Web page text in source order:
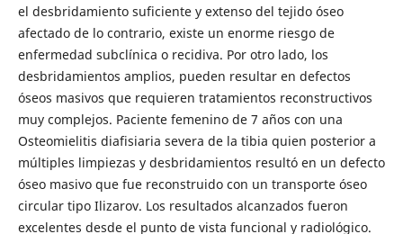
el desbridamiento suficiente y extenso del tejido óseo
afectado de lo contrario, existe un enorme riesgo de
enfermedad subclínica o recidiva. Por otro lado, los
desbridamientos amplios, pueden resultar en defectos
óseos masivos que requieren tratamientos reconstructivos
muy complejos. Paciente femenino de 7 años con una
Osteomielitis diafisiaria severa de la tibia quien posterior a
múltiples limpiezas y desbridamientos resultó en un defecto
óseo masivo que fue reconstruido con un transporte óseo
circular tipo Ilizarov. Los resultados alcanzados fueron
excelentes desde el punto de vista funcional y radiológico.